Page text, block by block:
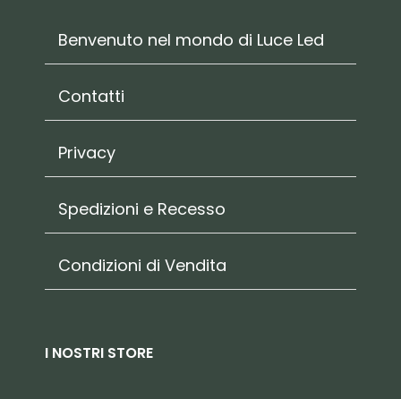
Benvenuto nel mondo di Luce Led
Contatti
Privacy
Spedizioni e Recesso
Condizioni di Vendita
I NOSTRI STORE